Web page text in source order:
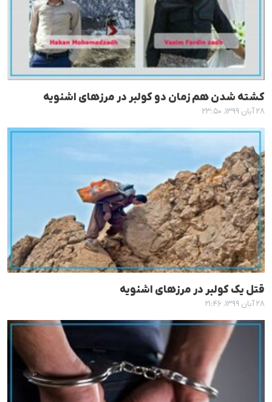
کشته شدن هم زمان دو کولبر در مرزهای اشنویه
۲۸ آبان ۱۳۹۹، ۲۳:۵۰
قتل یک کولبر در مرزهای اشنویه
۲۸ آبان ۱۳۹۹، ۲۱:۴۶